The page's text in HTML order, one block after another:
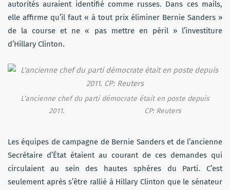
autorités auraient identifié comme russes. Dans ces mails,
elle affirme qu’il faut « à tout prix éliminer Bernie Sanders »
de la course et ne « pas mettre en péril » l’investiture
d’Hillary Clinton.
L’ancienne chef du parti démocrate était en poste depuis
2011. CP: Reuters
Les équipes de campagne de Bernie Sanders et de l’ancienne
Secrétaire d’État étaient au courant de ces demandes qui
circulaient au sein des hautes sphères du Parti. C’est
seulement après s’être rallié à Hillary Clinton que le sénateur